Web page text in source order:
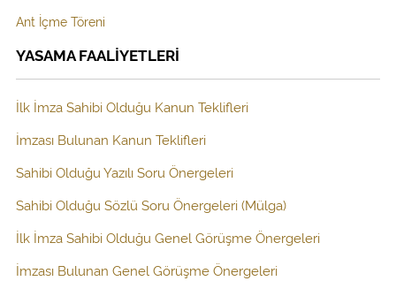
Ant İçme Töreni
YASAMA FAALİYETLERİ
İlk İmza Sahibi Olduğu Kanun Teklifleri
İmzası Bulunan Kanun Teklifleri
Sahibi Olduğu Yazılı Soru Önergeleri
Sahibi Olduğu Sözlü Soru Önergeleri (Mülga)
İlk İmza Sahibi Olduğu Genel Görüşme Önergeleri
İmzası Bulunan Genel Görüşme Önergeleri